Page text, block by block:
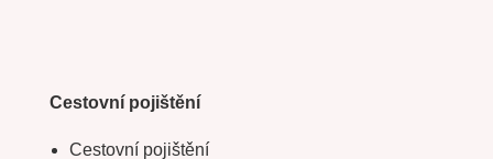
Cestovní pojištění
Cestovní pojištění